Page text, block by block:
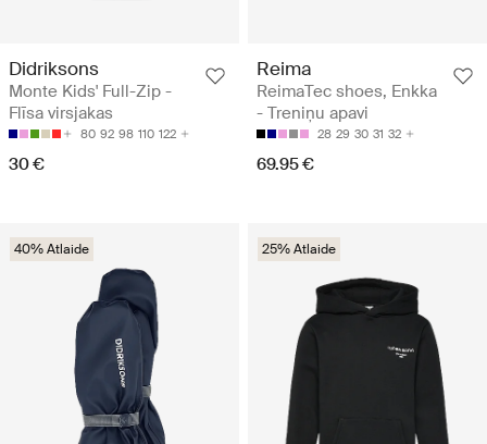
Didriksons
Monte Kids' Full-Zip -
Flīsa virsjakas
80 92 98 110 122
30 €
Reima
ReimaTec shoes, Enkka
- Treniņu apavi
28 29 30 31 32
69.95 €
40% Atlaide 25% Atlaide